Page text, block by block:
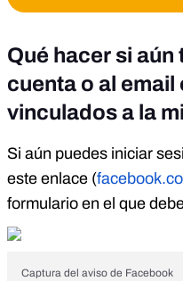
Qué hacer si
cuenta o al email
vinculados a la
Si aún puedes iniciar
este enlace (
formulario en el que
Captura del aviso de Facebook